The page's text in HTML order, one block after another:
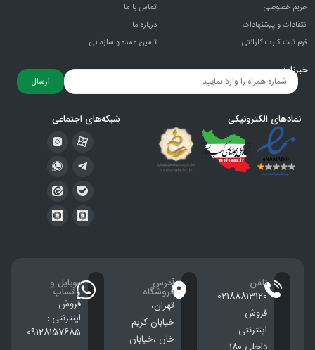
حریم خصوصی
انتقادات و پيشنهادات
فرم ثبت کارت گارانتی
تماس با ما
درباره ما
تامین عمده و سازمانی
خبرنامه
ارسال
نمادهای الکترونیکی شبکه‌های اجتماعی
تلفن
02188813120
فروش
اینترنتی
آدرس
فروشگاه
تهران،
خيابان كريم
خان ،خيابان
موبایل و
واتساپ
فروش
اینترنتی :
09128157685